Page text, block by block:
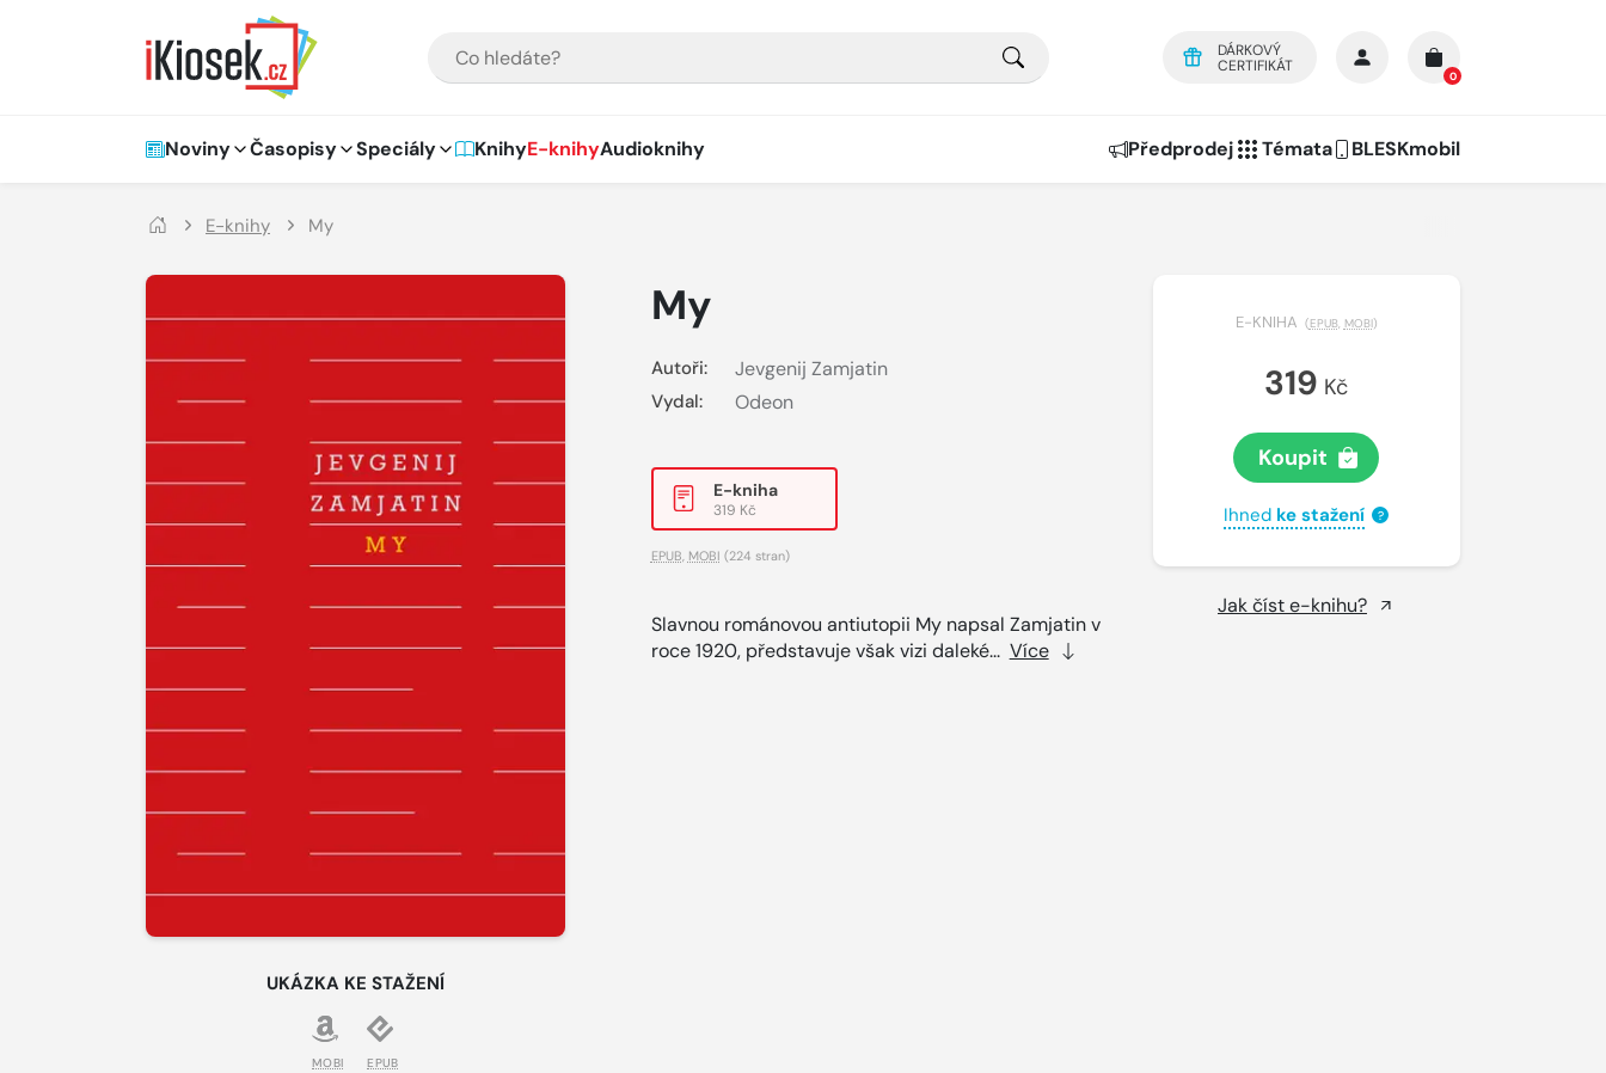
DÁRKOVÝ
CERTIFIKÁT
0
Hlavní navigace
Noviny Časopisy Speciály KnihyE-knihyAudioknihy Předprodej Témata BLESKmobil
E-knihy My
UKÁZKA KE STAŽENÍ
MOBI EPUB
My
Autoři: Jevgenij Zamjatin
Vydal: Odeon
E-kniha
319 Kč
EPUB MOBI (224 stran)
Slavnou románovou antiutopii My napsal Zamjatin v
roce 1920, představuje však vizi daleké... Více
E-KNIHA (EPUB, MOBI)
319 Kč
Koupit
Ihned ke stažení ?
Jak číst e-knihu?